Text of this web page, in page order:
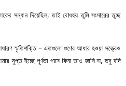
সন্ধান দিয়েছিল, তাই বোধহয় তুমি সংসারের তুচ্ছ
স্মৃতিশক্তি – এতগুলো গুণের আধার হওয়া সত্ত্বেও
সুপ্ত ইচ্ছে পূর্ণতা পাবে কিনা তাও জানি না, তবু যদি